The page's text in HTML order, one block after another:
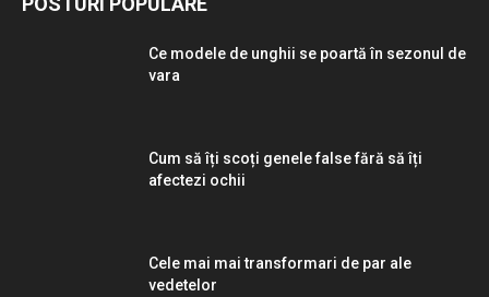
Ce modele de unghii se poartă în sezonul de
vara
Cum să îți scoți genele false fără să îți
afectezi ochii
Cele mai mai transformari de par ale
vedetelor